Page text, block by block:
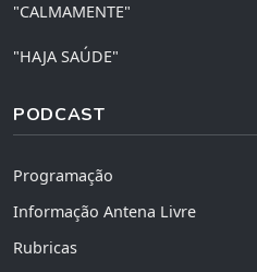
"CALMAMENTE"
"HAJA SAÚDE"
PODCAST
Programação
Informação Antena Livre
Rubricas